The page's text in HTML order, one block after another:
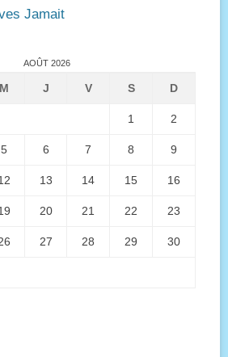
Jamait
AOÛT 2026
M J V S D
1 2
5 6 7 8 9
13 14 15 16
20 21 22 23
27 28 29 30